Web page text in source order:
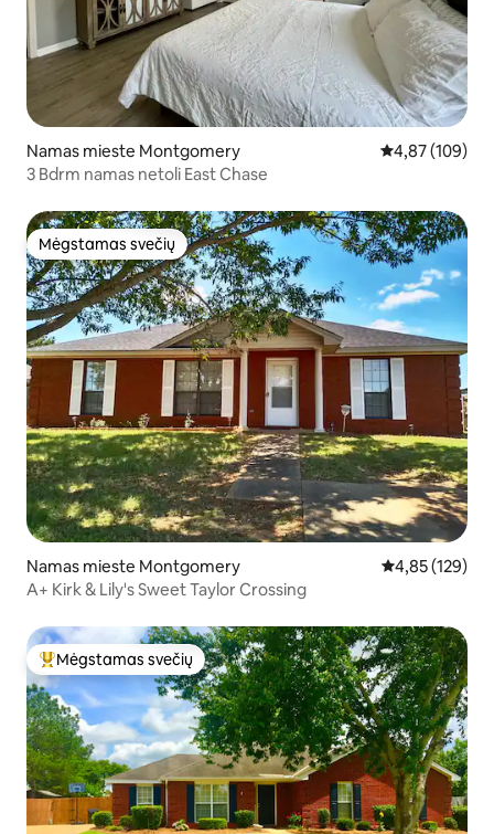
Namas mieste Montgomery Vidutinis
4,87 (109)
3 Bdrm namas netoli East Chase
Mėgstamas svečių
Mėgstamas svečių
Namas mieste Montgomery Vidutinis
4,85 (129)
A+ Kirk & Lily's Sweet Taylor Crossing
Svečių mėgstamiausias
Mėgstamas svečių